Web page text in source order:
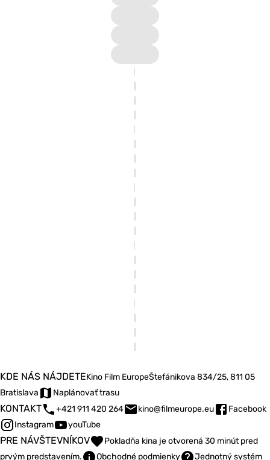
KDE NÁS NÁJDETEKino Film EuropeŠtefánikova 834/25, 811 05
Bratislava
Naplánovať trasu
KONTAKT +421 911 420 264 kino@filmeurope.eu
Facebook
Instagram
youTube
PRE NÁVŠTEVNÍKOV
Pokladňa kina je otvorená 30 minút pred
prvým predstavením.
Obchodné podmienky Jednotný systém